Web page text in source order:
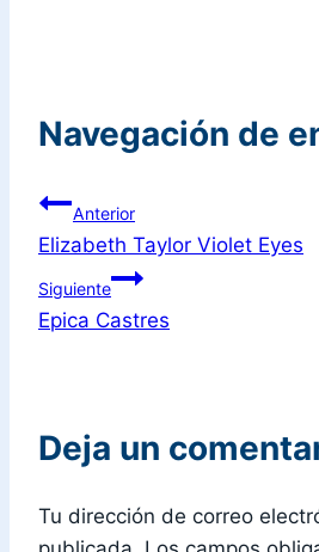
Navegación de
Anterior
Elizabeth Taylor Violet Eyes
Siguiente
Epica Castres
Deja un
Tu dirección de correo